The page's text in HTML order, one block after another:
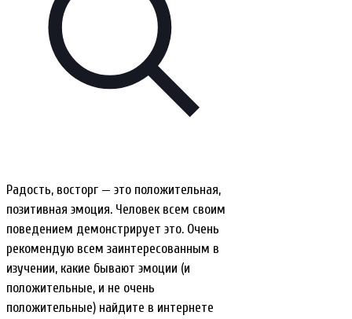
Радость, восторг — это положительная,
позитивная эмоция. Человек всем своим
поведением демонстрирует это. Очень
рекомендую всем заинтересованным в
изучении, какие бывают эмоции (и
положительные, и не очень
положительные) найдите в интернете